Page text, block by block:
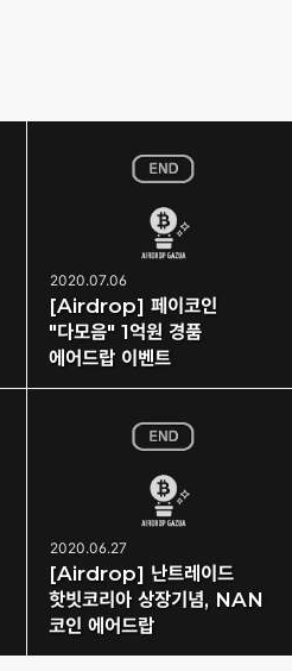
2020.07.06
[Airdrop] 페이코인
"다모음" 1억원 경품
에어드랍 이벤트
2020.06.27
[Airdrop] 난트레이드
핫빗코리아 상장기념, NAN
코인 에어드랍